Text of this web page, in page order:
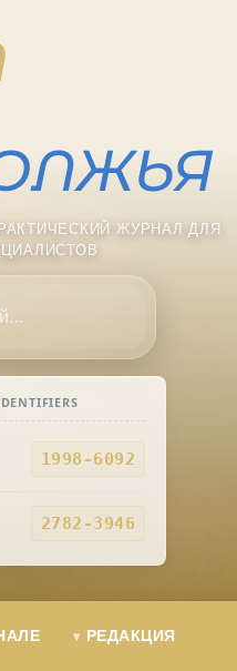
1998-6092
2782-3946
ЖУРНАЛ ДЛЯ
РЕДАКЦИЯ